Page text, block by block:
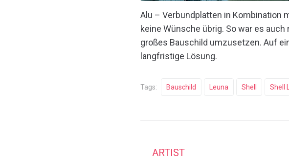
Alu – Verbundplatten in Kombination
keine Wünsche übrig. So war es
großes Bauschild umzusetzen. Auf
langfristige Lösung.
Tags: Bauschild Leuna Shell Shell
ARTIST